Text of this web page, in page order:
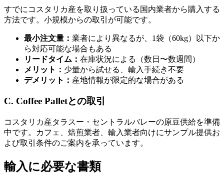
すでにコスタリカ産を取り扱っている国内業者から購入する
方法です。小規模からの取引が可能です。
最小注文量： 業者により異なるが、1袋（60kg）以下か
ら対応可能な場合もある
リードタイム： 在庫状況による（数日〜数週間）
メリット： 少量から試せる、輸入手続き不要
デメリット： 産地情報が限定的な場合がある
C. Coffee Palletとの取引
コスタリカ産タラスー・セントラルバレーの原豆供給を準備
中です。カフェ、焙煎業者、輸入業者向けにサンプル提供お
よび取引条件のご案内を承っています。
輸入に必要な書類